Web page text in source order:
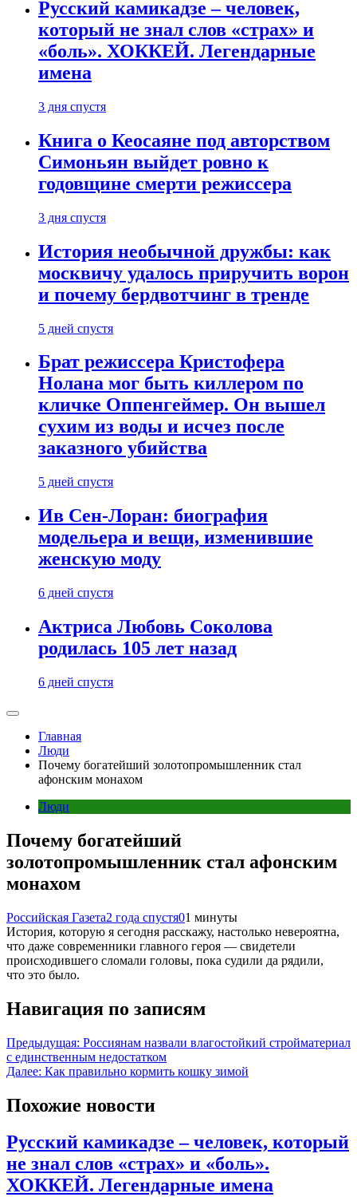
Русский камикадзе – человек,
который не знал слов «страх» и
«боль». ХОККЕЙ. Легендарные
имена
3 дня спустя
Книга о Кеосаяне под авторством
Симоньян выйдет ровно к
годовщине смерти режиссера
3 дня спустя
История необычной дружбы: как
москвичу удалось приручить ворон
и почему бердвотчинг в тренде
5 дней спустя
Брат режиссера Кристофера
Нолана мог быть киллером по
кличке Оппенгеймер. Он вышел
сухим из воды и исчез после
заказного убийства
5 дней спустя
Ив Сен-Лоран: биография
модельера и вещи, изменившие
женскую моду
6 дней спустя
Актриса Любовь Соколова
родилась 105 лет назад
6 дней спустя
Главная
Люди
Почему богатейший золотопромышленник стал
афонским монахом
Люди
Почему богатейший
золотопромышленник стал афонским
монахом
Российская Газета2 года спустя01 минуты
История, которую я сегодня расскажу, настолько невероятна,
что даже современники главного героя — свидетели
происходившего сломали головы, пока судили да рядили,
что это было.
Навигация по записям
Предыдущая: Россиянам назвали влагостойкий стройматериал
с единственным недостатком
Далее: Как правильно кормить кошку зимой
Похожие новости
Русский камикадзе – человек, который
не знал слов «страх» и «боль».
ХОККЕЙ. Легендарные имена